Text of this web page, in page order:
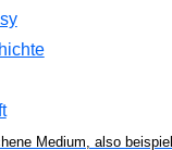
Medium, also